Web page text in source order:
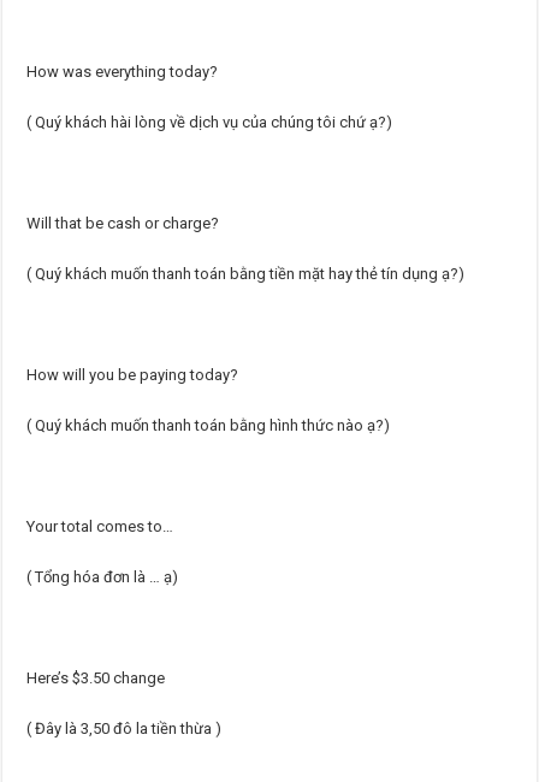
How was everything today?
( Quý khách hài lòng về dịch vụ của chúng tôi chứ ạ?)
Will that be cash or charge?
( Quý khách muốn thanh toán bằng tiền mặt hay thẻ tín dụng ạ?)
How will you be paying today?
( Quý khách muốn thanh toán bằng hình thức nào ạ?)
Your total comes to…
( Tổng hóa đơn là … ạ)
Here’s $3.50 change
( Đây là 3,50 đô la tiền thừa )